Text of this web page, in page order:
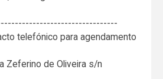
telefónico para agendamento
Zeferino de Oliveira s/n